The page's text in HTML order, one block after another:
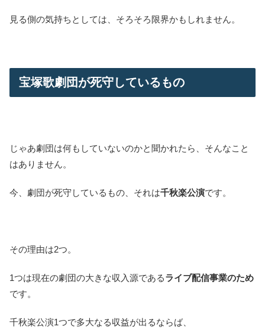
見る側の気持ちとしては、そろそろ限界かもしれません。
宝塚歌劇団が死守しているもの
じゃあ劇団は何もしていないのかと聞かれたら、そんなこと
はありません。
今、劇団が死守しているもの、それは千秋楽公演です。
その理由は2つ。
1つは現在の劇団の大きな収入源であるライブ配信事業のため
です。
千秋楽公演1つで多大なる収益が出るならば、